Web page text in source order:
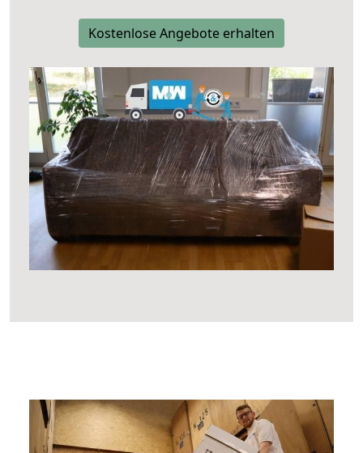
Kostenlose Angebote erhalten